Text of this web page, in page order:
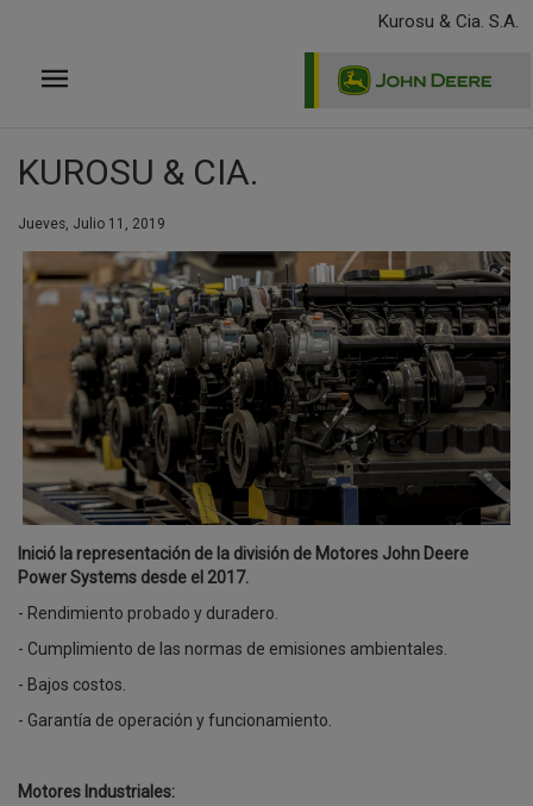
principal
Kurosu & Cia. S.A.
KUROSU & CIA.
Jueves, Julio 11, 2019
Inició la representación de la división de Motores John Deere
Power Systems desde el 2017.
- Rendimiento probado y duradero.
- Cumplimiento de las normas de emisiones ambientales.
- Bajos costos.
- Garantía de operación y funcionamiento.
Motores Industriales: